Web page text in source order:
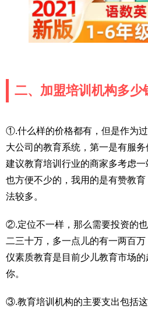
二、加盟培训机构多少
①.什么样的价格都有，但是作为
大公司的教育系统，第一是有服务
建议教育培训行业的商家多考虑
也方便不少的，我用的是有赞教
法较多。
②.定位不一样，那么需要投资的
二三十万，多一点儿的有一两百
仪素质教育是目前少儿教育市场
你。
③.教育培训机构的主要支出包括